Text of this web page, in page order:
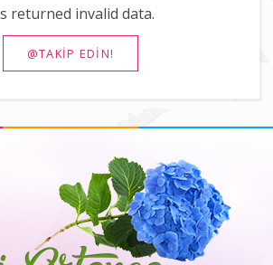
returned invalid data.
@TAKIP EDIN!